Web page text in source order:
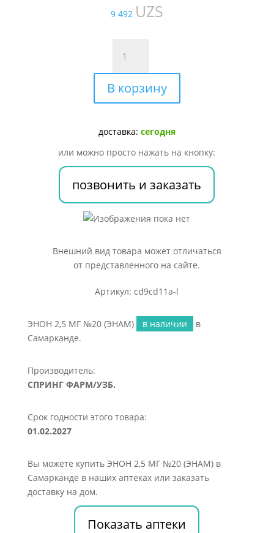
9 492 UZS
товара
ЭНОН
2,5
МГ
(ЭНАМ)
В корзину
доставка: сегодня
или можно просто нажать на кнопку:
позвонить и заказать
Внешний вид товара может отличаться
от представленного на сайте.
Артикул: cd9cd11a-l
ЭНОН 2,5 МГ №20 (ЭНАМ) в наличии
в
Самарканде.
Производитель:
СПРИНГ ФАРМ/УЗБ.
Срок годности этого товара:
01.02.2027
Вы можете купить ЭНОН 2,5 МГ №20 (ЭНАМ) в
Самарканде в наших аптеках или заказать
доставку на дом.
Показать аптеки